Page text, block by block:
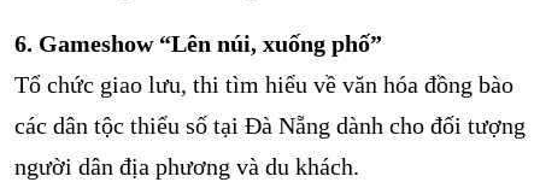
6. Gameshow “Lên núi, xuống phố”
Tổ chức giao lưu, thi tìm hiểu về văn hóa đồng bào
các dân tộc thiểu số tại Đà Nẵng dành cho đối tượng
người dân địa phương và du khách.